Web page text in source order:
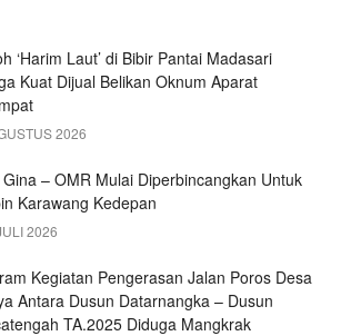
‘Harim Laut’ di Bibir Pantai Madasari
Kuat Dijual Belikan Oknum Aparat
2026
Gina – OMR Mulai Diperbincangkan Untuk
Karawang Kedepan
2026
Kegiatan Pengerasan Jalan Poros Desa
Antara Dusun Datarnangka – Dusun
TA.2025 Diduga Mangkrak